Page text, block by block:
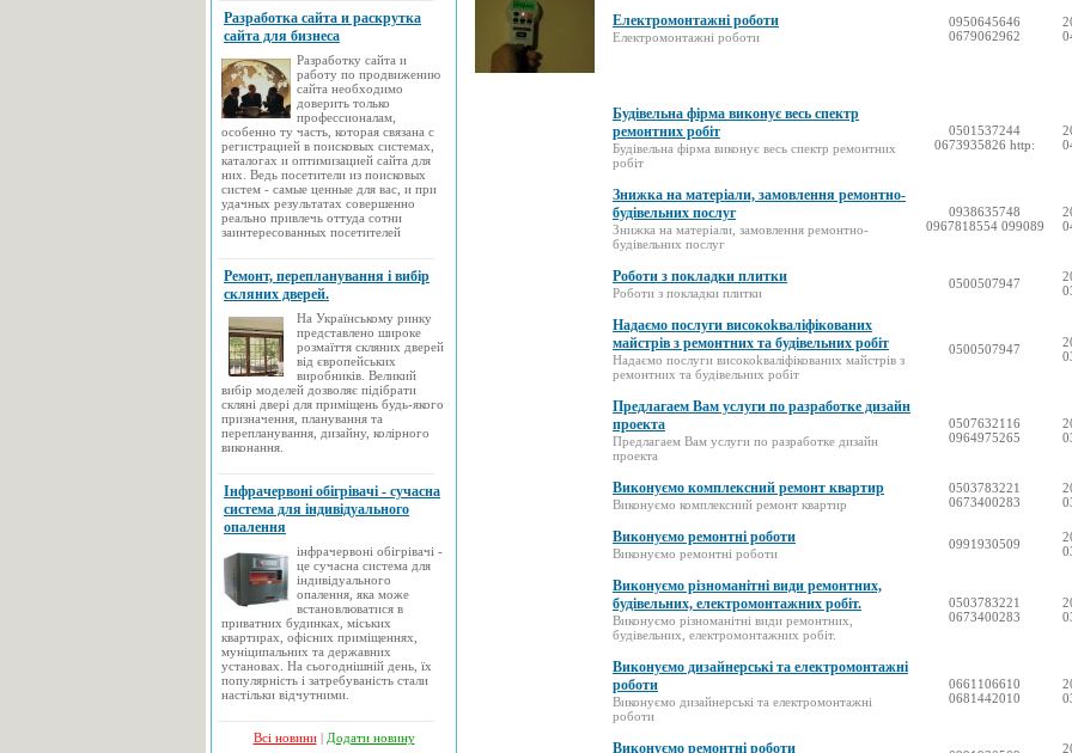
Електромонтажні роботи
Електромонтажні роботи
0950645646
0679062962
Будівельна фірма виконує весь спектр
ремонтних робіт
Будівельна фірма виконує весь спектр ремонтних
робіт
0501537244
0673935826 http:
Знижка на матеріали, замовлення ремонтно-
будівельних послуг
Знижка на матеріали, замовлення ремонтно-
будівельних послуг
0938635748
0967818554 099089
Роботи з покладки плитки
Роботи з покладки плитки
0500507947
Надаємо послуги високokваліфікованих
майстрів з ремонтних та будівельних робіт
Надаємо послуги високokваліфікованих майстрів з
ремонтних та будівельних робіт
0500507947
Предлагаем Вам услуги по разработке дизайн
проекта
Предлагаем Вам услуги по разработке дизайн
проекта
0507632116
0964975265
Виконуємо комплексний ремонт квартир
Виконуємо комплексний ремонт квартир
0503783221
0673400283
Виконуємо ремонтні роботи
Виконуємо ремонтні роботи
0991930509
Виконуємо різноманітні види ремонтних,
будівельних, електромонтажних робіт.
Виконуємо різноманітні види ремонтних,
будівельних, електромонтажних робіт.
0503783221
0673400283
Виконуємо дизайнерські та електромонтажні
роботи
Виконуємо дизайнерські та електромонтажні
роботи
0661106610
0681442010
Виконуємо ремонтні роботи
Разработка сайта и раскрутка
сайта для бизнеса
Разработку сайта и
работу по продвижению
сайта необходимо
доверить только
профессионалам,
особенно ту часть, которая связана с
регистрацией в поисковых системах,
каталогах и оптимизацией сайта для
них. Ведь посетители из поисковых
систем - самые ценные для вас, и при
удачных результатах совершенно
реально привлечь оттуда сотни
заинтересованных посетителей
Ремонт, перепланування і вибір
скляних дверей.
На Українському ринку
представлено широке
розмаїття скляних дверей
від європейських
виробників. Великий
вибір моделей дозволяє підібрати
скляні двері для приміщень будь-якого
призначення, планування та
перепланування, дизайну, колірного
виконання.
Інфрачервоні обігрівачі - сучасна
система для індивідуального
опалення
інфрачервоні обігрівачі -
це сучасна система для
індивідуального
опалення, яка може
встановлюватися в
приватних будинках, міських
квартирах, офісних приміщеннях,
муніципальних та державних
установах. На сьогоднішній день, їх
популярність і затребуваність стали
настільки відчутними.
Всі новини| Додати новину